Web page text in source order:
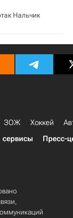
Нальчик
ЗОЖ Хоккей
сервисы Пресс-